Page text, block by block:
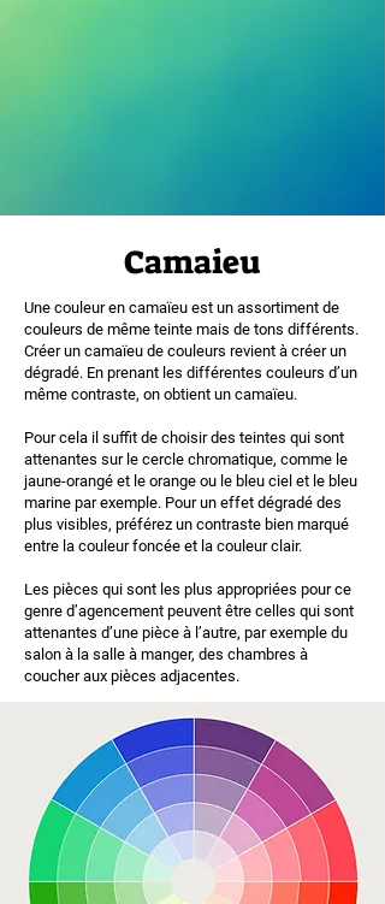
Camaieu
Une couleur en camaïeu est un assortiment de
couleurs de même teinte mais de tons différents.
Créer un camaïeu de couleurs revient à créer un
dégradé. En prenant les différentes couleurs d’un
même contraste, on obtient un camaïeu.
Pour cela il suffit de choisir des teintes qui sont
attenantes sur le cercle chromatique, comme le
jaune-orangé et le orange ou le bleu ciel et le bleu
marine par exemple. Pour un effet dégradé des
plus visibles, préférez un contraste bien marqué
entre la couleur foncée et la couleur clair.
Les pièces qui sont les plus appropriées pour ce
genre d’agencement peuvent être celles qui sont
attenantes d’une pièce à l’autre, par exemple du
salon à la salle à manger, des chambres à
coucher aux pièces adjacentes.